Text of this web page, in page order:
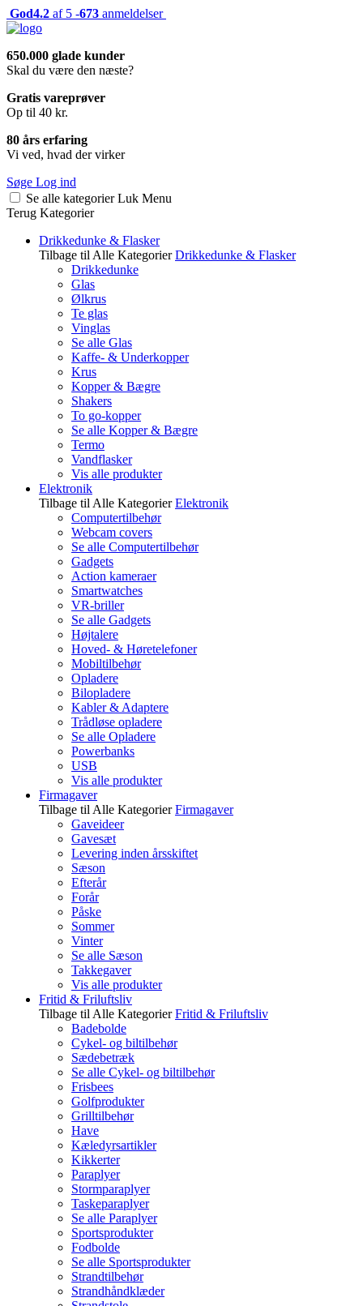
God4.2 af 5 -673 anmeldelser
650.000 glade kunder
Skal du være den næste?
Gratis vareprøver
Op til 40 kr.
80 års erfaring
Vi ved, hvad der virker
Søge Log ind
Se alle kategorier Luk Menu
Terug Kategorier
Drikkedunke & Flasker
Tilbage til Alle Kategorier Drikkedunke & Flasker
Drikkedunke
Glas
Ølkrus
Te glas
Vinglas
Se alle Glas
Kaffe- & Underkopper
Krus
Kopper & Bægre
Shakers
To go-kopper
Se alle Kopper & Bægre
Termo
Vandflasker
Vis alle produkter
Elektronik
Tilbage til Alle Kategorier Elektronik
Computertilbehør
Webcam covers
Se alle Computertilbehør
Gadgets
Action kameraer
Smartwatches
VR-briller
Se alle Gadgets
Højtalere
Hoved- & Høretelefoner
Mobiltilbehør
Opladere
Bilopladere
Kabler & Adaptere
Trådløse opladere
Se alle Opladere
Powerbanks
USB
Vis alle produkter
Firmagaver
Tilbage til Alle Kategorier Firmagaver
Gaveideer
Gavesæt
Levering inden årsskiftet
Sæson
Efterår
Forår
Påske
Sommer
Vinter
Se alle Sæson
Takkegaver
Vis alle produkter
Fritid & Friluftsliv
Tilbage til Alle Kategorier Fritid & Friluftsliv
Badebolde
Cykel- og biltilbehør
Sædebetræk
Se alle Cykel- og biltilbehør
Frisbees
Golfprodukter
Grilltilbehør
Have
Kæledyrsartikler
Kikkerter
Paraplyer
Stormparaplyer
Taskeparaplyer
Se alle Paraplyer
Sportsprodukter
Fodbolde
Se alle Sportsprodukter
Strandtilbehør
Strandhåndklæder